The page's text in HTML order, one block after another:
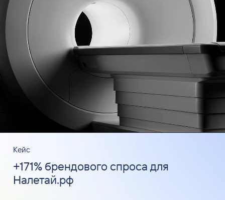
Кейс
+171% брендового спроса для
Налетай.рф